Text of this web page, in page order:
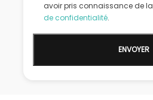
avoir pris connaissance de la
de confidentialité.